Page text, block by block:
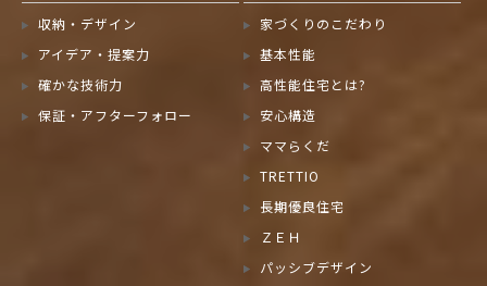
収納・デザイン
アイデア・提案力
確かな技術力
保証・アフターフォロー
家づくりのこだわり
基本性能
高性能住宅とは?
安心構造
ママらくだ
TRETTIO
長期優良住宅
ＺＥＨ
パッシブデザイン